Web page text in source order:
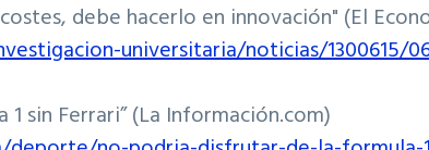
debe hacerlo en innovación" (El
universitaria/noticias/1300615/
sin Ferrari” (La Información.com)